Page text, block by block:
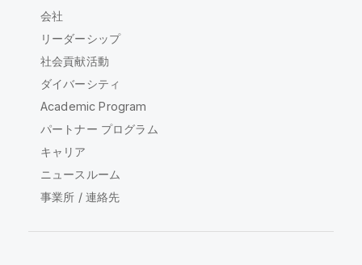
会社
リーダーシップ
社会貢献活動
ダイバーシティ
Academic Program
パートナー プログラム
キャリア
ニュースルーム
事業所 / 連絡先